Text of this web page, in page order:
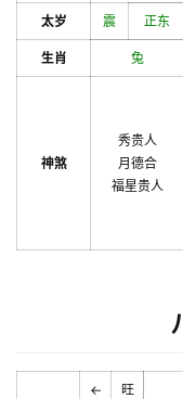
太岁 震 正东
生肖 兔
神煞
秀贵人
月德合
福星贵人
←
旺